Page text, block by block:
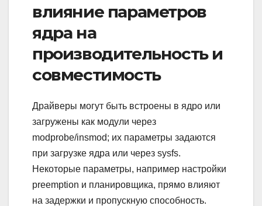
влияние параметров
ядра на
производительность и
совместимость
Драйверы могут быть встроены в ядро или
загружены как модули через
modprobe/insmod; их параметры задаются
при загрузке ядра или через sysfs.
Некоторые параметры, например настройки
preemption и планировщика, прямо влияют
на задержки и пропускную способность.